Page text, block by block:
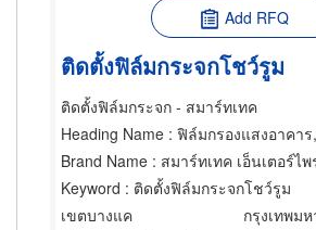
Add RFQ
ติดตั้งฟิล์มกระจกโชว์รูม
ติดตั้งฟิล์มกระจก - สมาร์ทเทค
Heading Name : ฟิล์มกรองแสงอาคาร,ช่างกระจก,
Brand Name : สมาร์ทเทค เอ็นเตอร์ไพ
Keyword : ติดตั้งฟิล์มกระจกโชว์รูม
เขตบางแค
กรุงเทพม